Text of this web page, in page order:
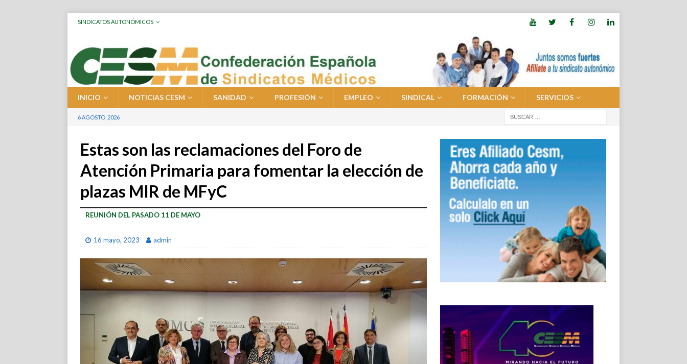
SINDICATOS AUTONÓMICOS
INICIO NOTICIAS CESM SANIDAD PROFESIÓN EMPLEO SINDICAL FORMACIÓN SERVICIOS
6 AGOSTO, 2026
Estas son las reclamaciones del Foro de
Atención Primaria para fomentar la elección de
plazas MIR de MFyC
REUNIÓN DEL PASADO 11 DE MAYO
16 mayo, 2023 admin